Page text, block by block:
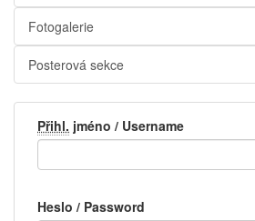
Fotogalerie
Posterová sekce
Přihl. jméno / Username
Heslo / Password